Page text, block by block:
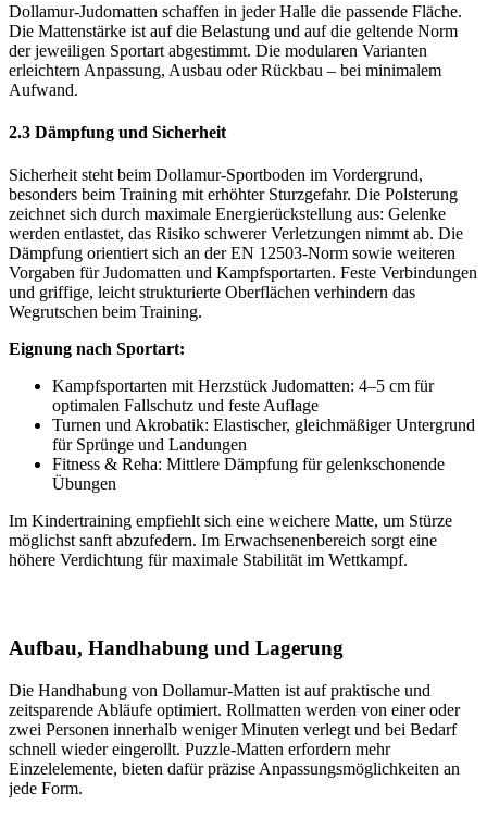
Dollamur-Judomatten schaffen in jeder Halle die passende Fläche.
Die Mattenstärke ist auf die Belastung und auf die geltende Norm
der jeweiligen Sportart abgestimmt. Die modularen Varianten
erleichtern Anpassung, Ausbau oder Rückbau – bei minimalem
Aufwand.
2.3 Dämpfung und Sicherheit
Sicherheit steht beim Dollamur-Sportboden im Vordergrund,
besonders beim Training mit erhöhter Sturzgefahr. Die Polsterung
zeichnet sich durch maximale Energierückstellung aus: Gelenke
werden entlastet, das Risiko schwerer Verletzungen nimmt ab. Die
Dämpfung orientiert sich an der EN 12503-Norm sowie weiteren
Vorgaben für Judomatten und Kampfsportarten. Feste Verbindungen
und griffige, leicht strukturierte Oberflächen verhindern das
Wegrutschen beim Training.
Eignung nach Sportart:
Kampfsportarten mit Herzstück Judomatten: 4–5 cm für
optimalen Fallschutz und feste Auflage
Turnen und Akrobatik: Elastischer, gleichmäßiger Untergrund
für Sprünge und Landungen
Fitness & Reha: Mittlere Dämpfung für gelenkschonende
Übungen
Im Kindertraining empfiehlt sich eine weichere Matte, um Stürze
möglichst sanft abzufedern. Im Erwachsenenbereich sorgt eine
höhere Verdichtung für maximale Stabilität im Wettkampf.
Aufbau, Handhabung und Lagerung
Die Handhabung von Dollamur-Matten ist auf praktische und
zeitsparende Abläufe optimiert. Rollmatten werden von einer oder
zwei Personen innerhalb weniger Minuten verlegt und bei Bedarf
schnell wieder eingerollt. Puzzle-Matten erfordern mehr
Einzelelemente, bieten dafür präzise Anpassungsmöglichkeiten an
jede Form.